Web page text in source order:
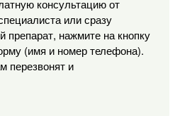
консультацию от
или сразу
препарат, нажмите на кнопку
(имя и номер телефона).
перезвонят и